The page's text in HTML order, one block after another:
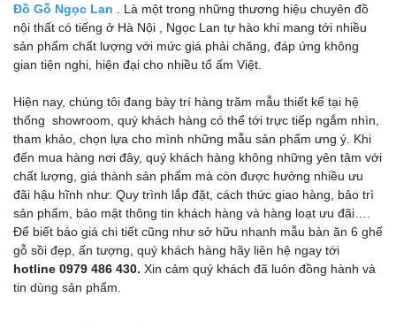
Đồ Gỗ Ngọc Lan . Là một trong những thương hiệu chuyên đồ
nội thất có tiếng ở Hà Nội , Ngọc Lan tự hào khi mang tới nhiều
sản phẩm chất lượng với mức giá phải chăng, đáp ứng không
gian tiện nghi, hiện đại cho nhiều tổ ấm Việt.
Hiện nay, chúng tôi đang bày trí hàng trăm mẫu thiết kế tại hệ
thống showroom, quý khách hàng có thể tới trực tiếp ngắm nhìn,
tham khảo, chọn lựa cho mình những mẫu sản phẩm ưng ý. Khi
đến mua hàng nơi đây, quý khách hàng không những yên tâm với
chất lượng, giá thành sản phẩm mà còn được hưởng nhiều ưu
đãi hậu hĩnh như: Quy trình lắp đặt, cách thức giao hàng, bảo trì
sản phẩm, bảo mật thông tin khách hàng và hàng loạt ưu đãi….
Để biết báo giá chi tiết cũng như sở hữu nhanh mẫu bàn ăn 6 ghế
gỗ sồi đẹp, ấn tượng, quý khách hàng hãy liên hệ ngay tới
hotline 0979 486 430. Xin cảm quý khách đã luôn đồng hành và
tin dùng sản phẩm.